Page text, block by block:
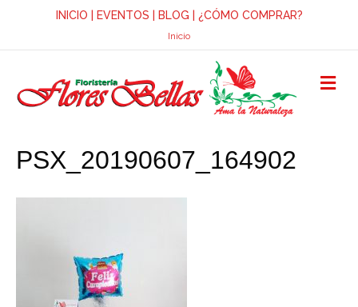
INICIO EVENTOS BLOG ¿CÓMO COMPRAR?
Inicio
M
E
PSX_20190607_164902